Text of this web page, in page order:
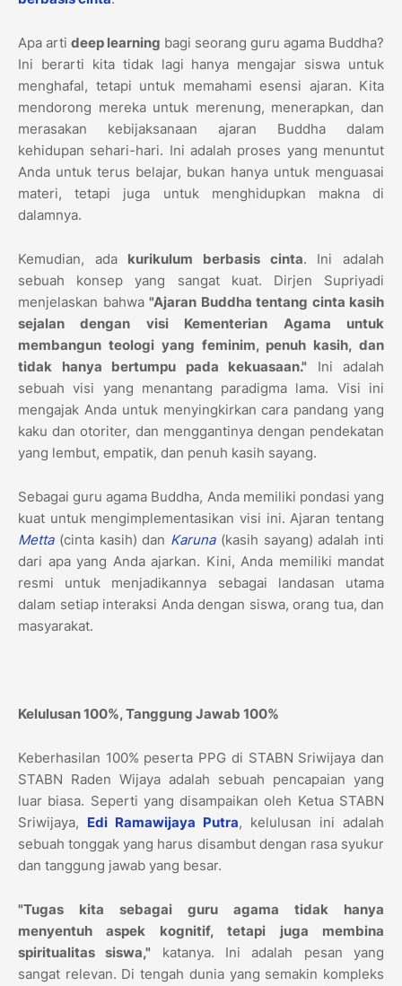
Apa arti deep learning bagi seorang guru agama Buddha?
Ini berarti kita tidak lagi hanya mengajar siswa untuk
menghafal, tetapi untuk memahami esensi ajaran. Kita
mendorong mereka untuk merenung, menerapkan, dan
merasakan kebijaksanaan ajaran Buddha dalam
kehidupan sehari-hari. Ini adalah proses yang menuntut
Anda untuk terus belajar, bukan hanya untuk menguasai
materi, tetapi juga untuk menghidupkan makna di
dalamnya.
Kemudian, ada kurikulum berbasis cinta. Ini adalah
sebuah konsep yang sangat kuat. Dirjen Supriyadi
menjelaskan bahwa "Ajaran Buddha tentang cinta kasih
sejalan dengan visi Kementerian Agama untuk
membangun teologi yang feminim, penuh kasih, dan
tidak hanya bertumpu pada kekuasaan." Ini adalah
sebuah visi yang menantang paradigma lama. Visi ini
mengajak Anda untuk menyingkirkan cara pandang yang
kaku dan otoriter, dan menggantinya dengan pendekatan
yang lembut, empatik, dan penuh kasih sayang.
Sebagai guru agama Buddha, Anda memiliki pondasi yang
kuat untuk mengimplementasikan visi ini. Ajaran tentang
Metta(cinta kasih) dan Karuna(kasih sayang) adalah inti
dari apa yang Anda ajarkan. Kini, Anda memiliki mandat
resmi untuk menjadikannya sebagai landasan utama
dalam setiap interaksi Anda dengan siswa, orang tua, dan
masyarakat.
Kelulusan 100%, Tanggung Jawab 100%
Keberhasilan 100% peserta PPG di STABN Sriwijaya dan
STABN Raden Wijaya adalah sebuah pencapaian yang
luar biasa. Seperti yang disampaikan oleh Ketua STABN
Sriwijaya, Edi Ramawijaya Putra, kelulusan ini adalah
sebuah tonggak yang harus disambut dengan rasa syukur
dan tanggung jawab yang besar.
"Tugas kita sebagai guru agama tidak hanya
menyentuh aspek kognitif, tetapi juga membina
spiritualitas siswa," katanya. Ini adalah pesan yang
sangat relevan. Di tengah dunia yang semakin kompleks